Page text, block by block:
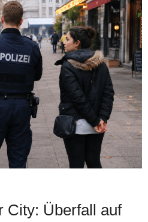
City: Überfall auf